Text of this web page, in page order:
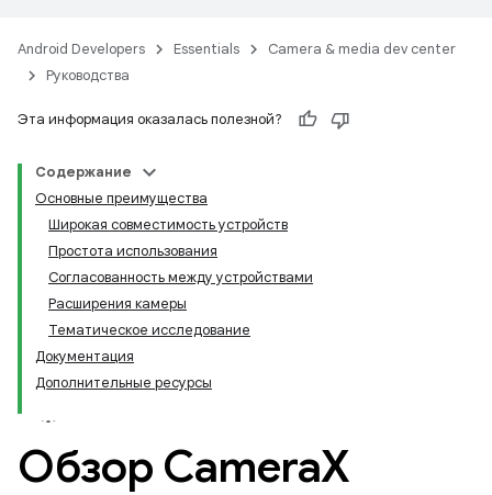
Android Developers Essentials
Camera & media dev center
Руководства
Эта информация оказалась полезной?
Содержание
Основные преимущества
Широкая совместимость устройств
Простота использования
Согласованность между устройствами
Расширения камеры
Тематическое исследование
Документация
Дополнительные ресурсы
Обзор CameraX